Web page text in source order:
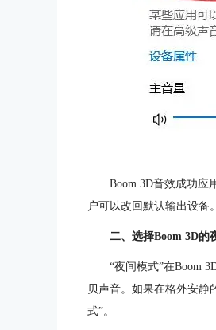
Boom 3D音效成功应
户可以改回默认输出设备
二、选择Boom 3D的
“夜间模式”在Boom
贝声音。如果在格外安静
式”。